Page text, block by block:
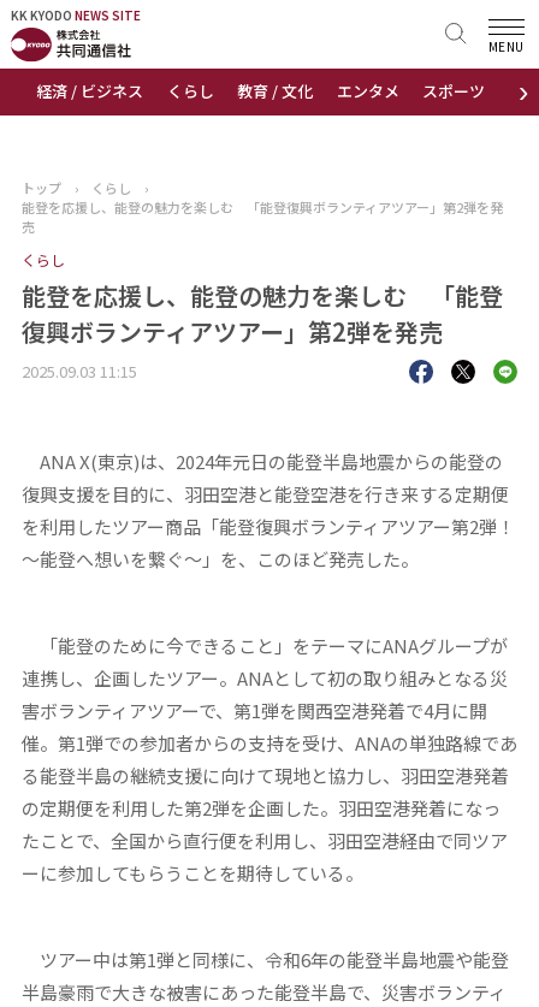
KK KYODO NEWS SITE
›
経済 / ビジネス くらし 教育 / 文化 エンタメ スポーツ 地域
MENU
KK KYODONEWS SITE
トップページ
ニュース
おすすめコンテンツ
出版物
トップ › くらし
›
能登を応援し、能登の魅力を楽しむ 「能登復興ボランティアツアー」第2弾を発
売
くらし
能登を応援し、能登の魅力を楽しむ 「能登
復興ボランティアツアー」第2弾を発売
2025.09.03 11:15
ANA X(東京)は、2024年元日の能登半島地震からの能登の
復興支援を目的に、羽田空港と能登空港を行き来する定期便
を利用したツアー商品「能登復興ボランティアツアー第2弾！
～能登へ想いを繋ぐ～」を、このほど発売した。
「能登のために今できること」をテーマにANAグループが
連携し、企画したツアー。ANAとして初の取り組みとなる災
害ボランティアツアーで、第1弾を関西空港発着で4月に開
催。第1弾での参加者からの支持を受け、ANAの単独路線であ
る能登半島の継続支援に向けて現地と協力し、羽田空港発着
の定期便を利用した第2弾を企画した。羽田空港発着になっ
たことで、全国から直行便を利用し、羽田空港経由で同ツア
ーに参加してもらうことを期待している。
ツアー中は第1弾と同様に、令和6年の能登半島地震や能登
半島豪雨で大きな被害にあった能登半島で、災害ボランティ